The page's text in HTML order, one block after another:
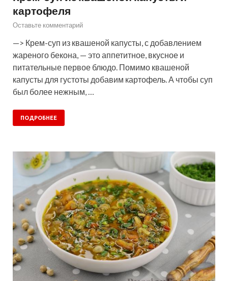
картофеля
Оставьте комментарий
—> Крем-суп из квашеной капусты, с добавлением
жареного бекона, — это аппетитное, вкусное и
питательные первое блюдо. Помимо квашеной
капусты для густоты добавим картофель. А чтобы суп
был более нежным, …
ПОДРОБНЕЕ